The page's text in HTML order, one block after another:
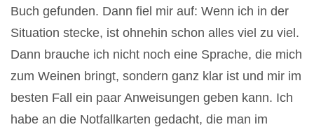
Buch gefunden. Dann fiel mir auf: Wenn ich in der
Situation stecke, ist ohnehin schon alles viel zu viel.
Dann brauche ich nicht noch eine Sprache, die mich
zum Weinen bringt, sondern ganz klar ist und mir im
besten Fall ein paar Anweisungen geben kann. Ich
habe an die Notfallkarten gedacht, die man im